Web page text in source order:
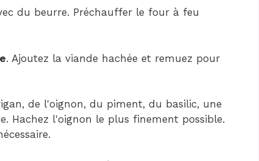
du beurre. Préchauffer le four à feu
. Ajoutez la viande hachée et remuez pour
de l'oignon, du piment, du basilic, une
Hachez l'oignon le plus finement possible.